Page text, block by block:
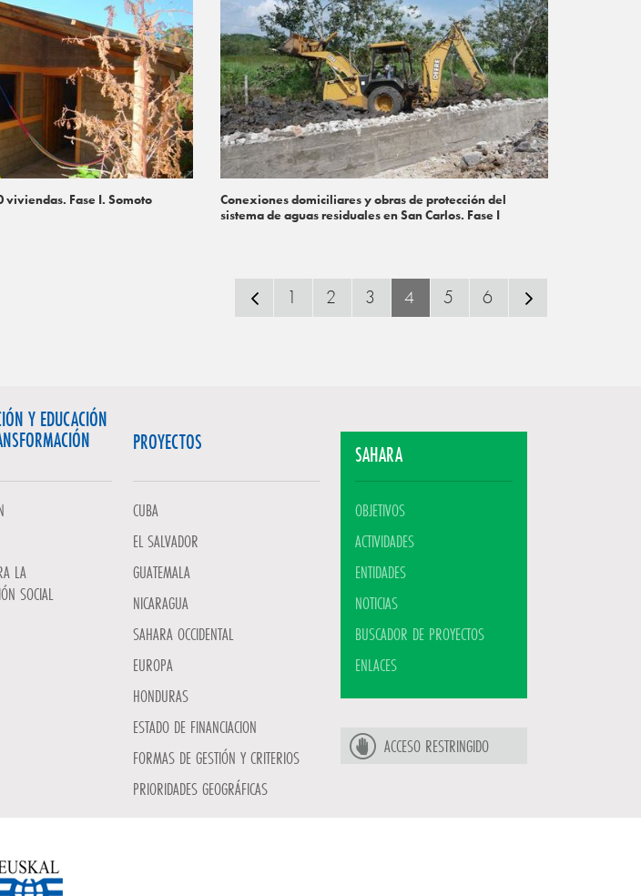
viviendas. Fase I. Somoto
Conexiones domiciliares y obras de protección del
sistema de aguas residuales en San Carlos. Fase I
1 2 3 4 5 6
Y EDUCACIÓN
LA
SOCIAL
PROYECTOS
CUBA
EL SALVADOR
GUATEMALA
NICARAGUA
SAHARA OCCIDENTAL
EUROPA
HONDURAS
ESTADO DE FINANCIACION
FORMAS DE GESTIÓN Y CRITERIOS
PRIORIDADES GEOGRÁFICAS
SAHARA
OBJETIVOS
ACTIVIDADES
ENTIDADES
NOTICIAS
BUSCADOR DE PROYECTOS
ENLACES
ACCESO RESTRINGIDO